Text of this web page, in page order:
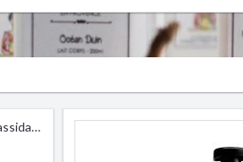
Magali de La Cassidaine